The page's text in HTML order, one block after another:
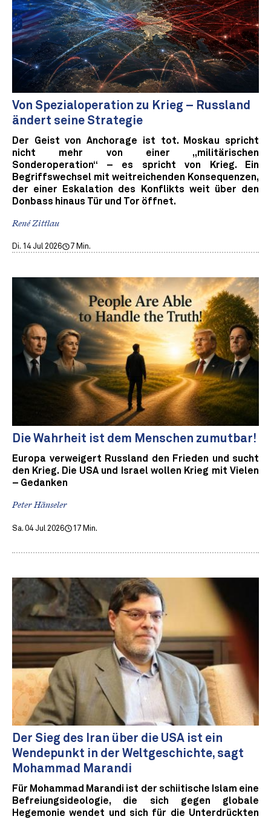
Von Spezialoperation zu Krieg – Russland
ändert seine Strategie
Der Geist von Anchorage ist tot. Moskau spricht
nicht mehr von einer „militärischen
Sonderoperation“ – es spricht von Krieg. Ein
Begriffswechsel mit weitreichenden Konsequenzen,
der einer Eskalation des Konflikts weit über den
Donbass hinaus Tür und Tor öffnet.
René Zittlau
Di. 14 Jul 2026 7 Min.
Die Wahrheit ist dem Menschen zumutbar!
Europa verweigert Russland den Frieden und sucht
den Krieg. Die USA und Israel wollen Krieg mit Vielen
– Gedanken
Peter Hänseler
Sa. 04 Jul 2026 17 Min.
Der Sieg des Iran über die USA ist ein
Wendepunkt in der Weltgeschichte, sagt
Mohammad Marandi
Für Mohammad Marandi ist der schiitische Islam eine
Befreiungsideologie, die sich gegen globale
Hegemonie wendet und sich für die Unterdrückten